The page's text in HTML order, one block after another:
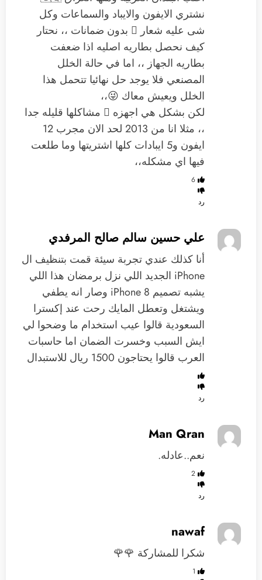
نشتري الايفون والايباد والسماعات وكل
شى عليه شعار  بدون ضمانات ،، نحتار
كيف نحصل بطاريه اصليه اذا ضعفت
بطاريه الجهاز ،، اما في حالة الخلل
المصنعي فلا يوجد حل نهائيا تتحمل هذا
الخلل ويعيش معاك 😜،،
لكن بشكل هي اجهزه  مشاكلها قليله جدا
،، مثلا انا من 2013 لحد الان مجرب 12
ايفون و5 ايبادات كلها اشتريتها وما طلعت
فيها اي مشكله،،
6
رد
علي حسين سالم صالح المرفدي
‏أنا كذلك عندي تجربة سيئة قمت بتنظيف ال
iPhone الجديد اللي نزل برمضان هذا اللي
يشبه تصميم iPhone 8 وصار انه يطفي
ويشتغل وتعطل المايك رحت عند إكسترا
السعودية قالوا عيب استخدام ما وضحوا لي
ايش السبب وخسرت الضمان اما حاسبات
العرب قالوا يحتاجون 1500 ريال للاستبدال
رد
Man Qran
نعم..عادله.
2
رد
nawaf
شكرا للمشاركة 🌹🌹
1